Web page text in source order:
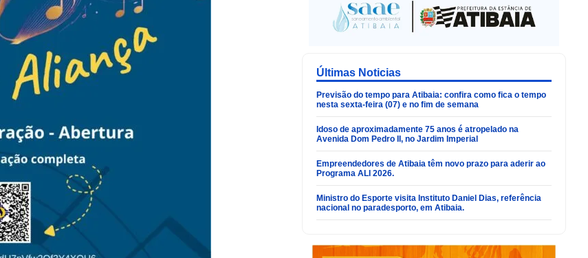
Últimas Noticias
Previsão do tempo para Atibaia: confira como fica o tempo
nesta sexta-feira (07) e no fim de semana
Idoso de aproximadamente 75 anos é atropelado na
Avenida Dom Pedro II, no Jardim Imperial
Empreendedores de Atibaia têm novo prazo para aderir ao
Programa ALI 2026.
Ministro do Esporte visita Instituto Daniel Dias, referência
nacional no paradesporto, em Atibaia.